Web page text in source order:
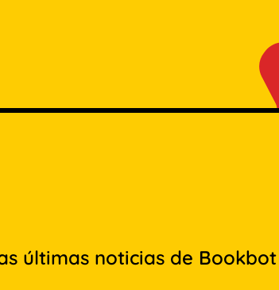
últimas noticias de Bookbot